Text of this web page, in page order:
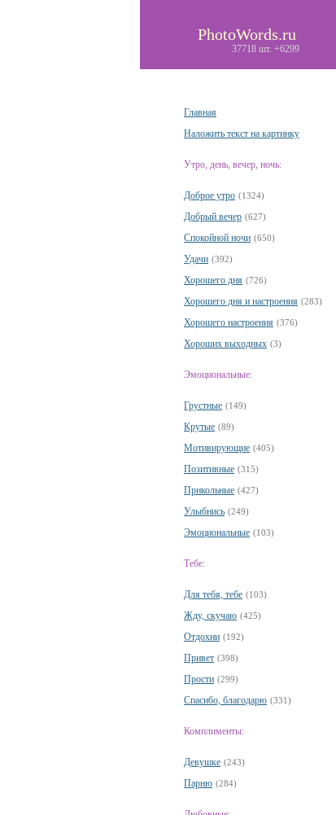
PhotoWords.ru
37718 шт. +6299
Главная
Наложить текст на картинку
Утро, день, вечер, ночь:
Доброе утро (1324)
Добрый вечер (627)
Спокойной ночи (650)
Удачи (392)
Хорошего дня (726)
Хорошего дня и настроения (283)
Хорошего настроения (376)
Хороших выходных (3)
Эмоциональные:
Грустные (149)
Крутые (89)
Мотивирующие (405)
Позитивные (315)
Прикольные (427)
Улыбнись (249)
Эмоциональные (103)
Тебе:
Для тебя, тебе (103)
Жду, скучаю (425)
Отдохни (192)
Привет (398)
Прости (299)
Спасибо, благодарю (331)
Комплименты:
Девушке (243)
Парню (284)